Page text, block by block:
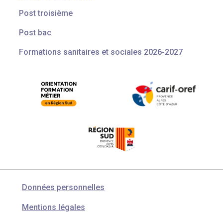
Post troisième
Post bac
Formations sanitaires et sociales 2026-2027
Données personnelles
Mentions légales